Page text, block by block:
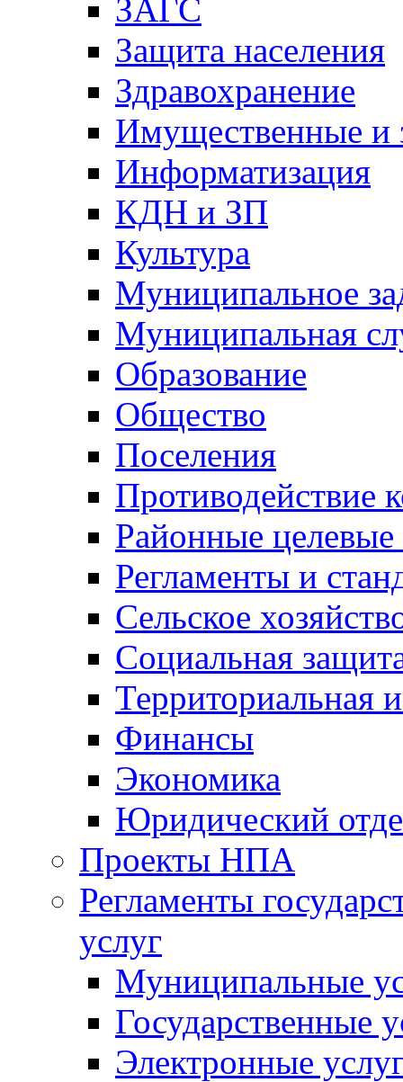
ЗАГС
Защита населения
Здравохранение
Имущественные и
Информатизация
КДН и ЗП
Культура
Муниципальное
Муниципальная
Образование
Общество
Поселения
Противодействие
Районные
Регламенты и
Сельское
Социальная
Территориальная
Финансы
Экономика
Юридический
Проекты НПА
Регламенты
услуг
Муниципальные
Государственные
Электронные